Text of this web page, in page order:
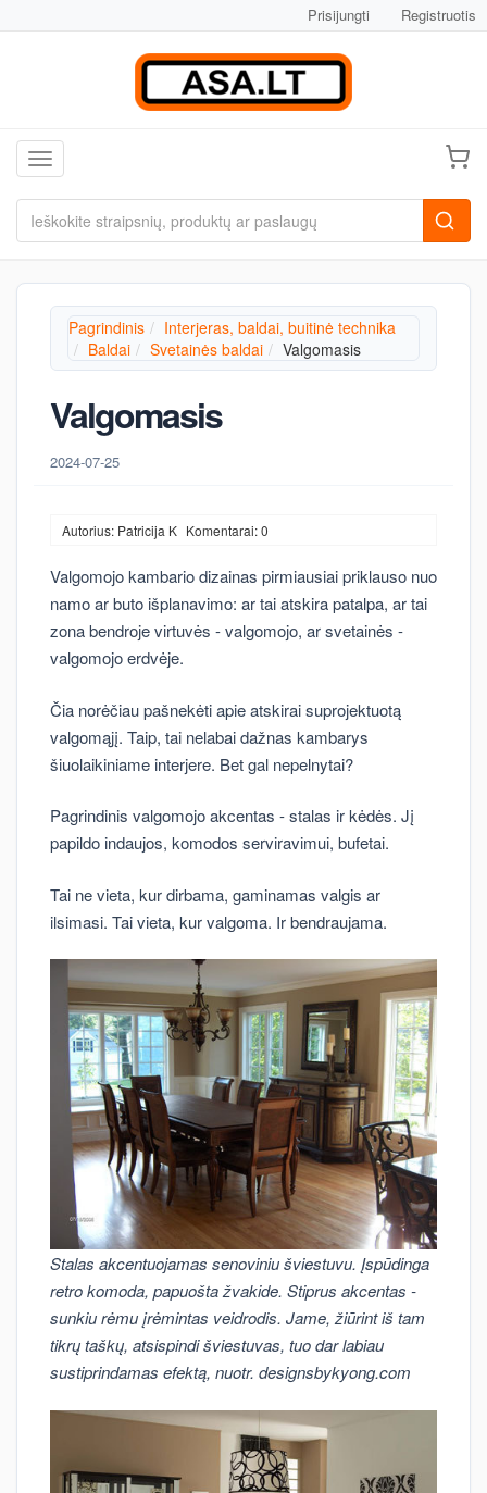
Prisijungti Registruotis
Toggle navigation
Pagrindinis
Interjeras, baldai, buitinė technika
Baldai
Svetainės baldai Valgomasis
Valgomasis
2024-07-25
Autorius: Patricija K Komentarai: 0
Valgomojo kambario dizainas pirmiausiai priklauso nuo
namo ar buto išplanavimo: ar tai atskira patalpa, ar tai
zona bendroje virtuvės - valgomojo, ar svetainės -
valgomojo erdvėje.
Čia norėčiau pašnekėti apie atskirai suprojektuotą
valgomąjį. Taip, tai nelabai dažnas kambarys
šiuolaikiniame interjere. Bet gal nepelnytai?
Pagrindinis valgomojo akcentas - stalas ir kėdės. Jį
papildo indaujos, komodos serviravimui, bufetai.
Tai ne vieta, kur dirbama, gaminamas valgis ar
ilsimasi. Tai vieta, kur valgoma. Ir bendraujama.
Stalas akcentuojamas senoviniu šviestuvu. Įspūdinga
retro komoda, papuošta žvakide. Stiprus akcentas -
sunkiu rėmu įrėmintas veidrodis. Jame, žiūrint iš tam
tikrų taškų, atsispindi šviestuvas, tuo dar labiau
sustiprindamas efektą, nuotr. designsbykyong.com